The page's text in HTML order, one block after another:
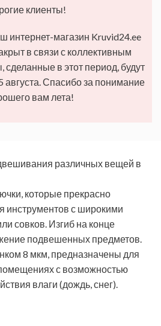
клиенты!
интернет-магазин Kruvid24.ee
в связи с коллективным
сделанные в этот период, будут
августа. Спасибо за понимание
вам лета!
различных вещей в
которые прекрасно
инструментов с широкими
совков. Изгиб на конце
подвешенных предметов.
8 мкм, предназначены для
с возможностью
влаги (дождь, снег).